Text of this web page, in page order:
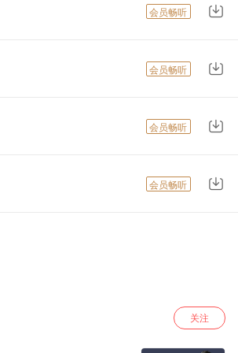
会员畅听
会员畅听
会员畅听
会员畅听
关注